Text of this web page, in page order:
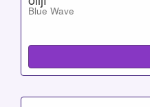
Blue Wave